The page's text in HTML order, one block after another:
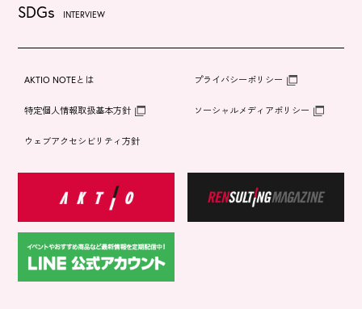
SDGs INTERVIEW
AKTIO NOTEとは プライバシーポリシー
特定個人情報取扱基本方針 ソーシャルメディアポリシー
ウェブアクセシビリティ方針